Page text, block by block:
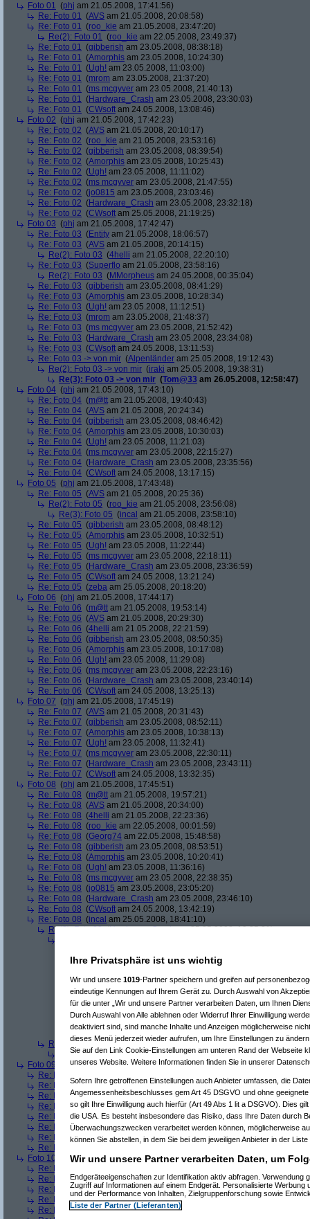
Foto 01 (phj am 21.05.2008, 17:41:56)
Re: Foto 01 (AVS am 21.05.2008, 20:08:58)
Re: Foto 01 (roo_kie am 21.05.2008, 23:47:20)
Re(2): Foto 01 (roo_kie am 22.05.2008, 23:49:37)
Re: Foto 01 (gibberish am 23.05.2008, 08:38:18)
Re: Foto 01 (Amorphis am 23.05.2008, 10:24:30)
Re: Foto 01 (Ugh! am 23.05.2008, 11:03:00)
Re: Foto 01 (mrom am 23.05.2008, 21:37:20)
Re: Foto 01 (ms mcgyver am 23.05.2008, 21:40:13)
Re: Foto 01 (Hardware_Crash am 23.05.2008, 23:30:03)
Re: Foto 01 (CWsoft am 24.05.2008, 13:08:46)
Foto 02 (phj am 21.05.2008, 17:42:23)
Re: Foto 02 (AVS am 21.05.2008, 20:10:17)
Re: Foto 02 (roo_kie am 21.05.2008, 23:53:16)
Re: Foto 02 (gibberish am 23.05.2008, 08:39:54)
Re: Foto 02 (Amorphis am 23.05.2008, 10:25:43)
Re: Foto 02 (Ugh! am 23.05.2008, 11:11:02)
Re: Foto 02 (ms mcgyver am 23.05.2008, 21:47:55)
Re: Foto 02 (jo0815 am 23.05.2008, 23:03:46)
Re: Foto 02 (Hardware_Crash am 23.05.2008, 23:32:18)
Re: Foto 02 (CWsoft am 25.05.2008, 21:19:25)
Foto 03 (phj am 21.05.2008, 17:42:47)
Re: Foto 03 (Entity am 21.05.2008, 18:06:57)
Re: Foto 03 (AVS am 21.05.2008, 20:14:15)
Re(2): Foto 03 (4helli am 21.05.2008, 22:20:10)
Re: Foto 03 (Superflo am 21.05.2008, 23:58:16)
Re(2): Foto 03 (MMorpheus am 24.05.2008, 00:35:04)
Re: Foto 03 (gibberish am 23.05.2008, 08:41:29)
Re: Foto 03 (Amorphis am 23.05.2008, 10:28:34)
Re: Foto 03 (Ugh! am 23.05.2008, 11:12:51)
Re: Foto 03 (mrom am 23.05.2008, 21:48:37)
Re: Foto 03 (ms mcgyver am 23.05.2008, 21:52:42)
Re: Foto 03 (Hardware_Crash am 23.05.2008, 23:34:08)
Re: Foto 03 (CWsoft am 24.05.2008, 13:11:53)
Re: Foto 03 -> von mir (Alpenländer am 25.05.2008, 19:12:43)
Re(2): Foto 03 -> von mir (iraki am 25.05.2008, 19:38:31)
Re(3): Foto 03 -> von mir (Tom@33 am 26.05.2008, 12:58:47)
Foto 04 (phj am 21.05.2008, 17:43:10)
Re: Foto 04 (m@tt am 21.05.2008, 19:40:43)
Re: Foto 04 (AVS am 21.05.2008, 20:24:34)
Re: Foto 04 (gibberish am 23.05.2008, 08:46:42)
Re: Foto 04 (Amorphis am 23.05.2008, 10:30:03)
Re: Foto 04 (Ugh! am 23.05.2008, 11:21:03)
Re: Foto 04 (ms mcgyver am 23.05.2008, 22:15:27)
Re: Foto 04 (Hardware_Crash am 23.05.2008, 23:35:56)
Re: Foto 04 (CWsoft am 24.05.2008, 13:17:15)
Foto 05 (phj am 21.05.2008, 17:43:48)
Re: Foto 05 (AVS am 21.05.2008, 20:25:36)
Re(2): Foto 05 (roo_kie am 21.05.2008, 23:56:08)
Re(3): Foto 05 (incal am 21.05.2008, 23:58:10)
Re: Foto 05 (gibberish am 23.05.2008, 08:48:12)
Re: Foto 05 (Amorphis am 23.05.2008, 10:32:51)
Re: Foto 05 (Ugh! am 23.05.2008, 11:22:44)
Re: Foto 05 (ms mcgyver am 23.05.2008, 22:18:11)
Re: Foto 05 (Hardware_Crash am 23.05.2008, 23:36:59)
Re: Foto 05 (CWsoft am 24.05.2008, 13:21:24)
Re: Foto 05 (zeba am 25.05.2008, 20:18:20)
Foto 06 (phj am 21.05.2008, 17:44:17)
Re: Foto 06 (m@tt am 21.05.2008, 19:53:14)
Re: Foto 06 (AVS am 21.05.2008, 20:29:30)
Re: Foto 06 (4helli am 21.05.2008, 22:21:59)
Re: Foto 06 (gibberish am 23.05.2008, 08:50:35)
Re: Foto 06 (Amorphis am 23.05.2008, 10:17:08)
Re: Foto 06 (Ugh! am 23.05.2008, 11:29:08)
Re: Foto 06 (ms mcgyver am 23.05.2008, 22:23:16)
Re: Foto 06 (Hardware_Crash am 23.05.2008, 23:40:14)
Re: Foto 06 (CWsoft am 24.05.2008, 13:25:13)
Foto 07 (phj am 21.05.2008, 17:45:19)
Re: Foto 07 (AVS am 21.05.2008, 20:31:43)
Re: Foto 07 (gibberish am 23.05.2008, 08:52:11)
Re: Foto 07 (Amorphis am 23.05.2008, 10:38:13)
Re: Foto 07 (Ugh! am 23.05.2008, 11:32:41)
Re: Foto 07 (ms mcgyver am 23.05.2008, 22:30:11)
Re: Foto 07 (Hardware_Crash am 23.05.2008, 23:43:11)
Re: Foto 07 (CWsoft am 24.05.2008, 13:32:35)
Foto 08 (phj am 21.05.2008, 17:45:51)
Re: Foto 08 (m@tt am 21.05.2008, 19:57:21)
Re: Foto 08 (AVS am 21.05.2008, 20:34:00)
Re: Foto 08 (4helli am 21.05.2008, 22:23:36)
Re: Foto 08 (roo_kie am 22.05.2008, 00:01:59)
Re: Foto 08 (Georg74 am 22.05.2008, 15:48:58)
Re: Foto 08 (gibberish am 23.05.2008, 08:53:51)
Re: Foto 08 (Amorphis am 23.05.2008, 10:20:41)
Re: Foto 08 (Ugh! am 23.05.2008, 11:36:16)
Re: Foto 08 (ms mcgyver am 23.05.2008, 22:38:35)
Re: Foto 08 (jo0815 am 23.05.2008, 23:05:20)
Re: Foto 08 (Hardware_Crash am 23.05.2008, 23:46:10)
Re: Foto 08 (CWsoft am 24.05.2008, 13:42:19)
Re: Foto 08 (incal am 25.05.2008, 18:41:10)
Re(2): Foto 08(Hardware_Crasham 25.05.2008, 19:35:31)
Re(5): Foto 08(incalam 26.05.2008, 20:56:14)
Re(7): Foto 08(incalam 26.05.2008, 21:25:52)
Re(8): Foto 08(Hardware_Crasham 26.05.2008,
Re(9): Foto 08(incalam 26.05.2008, 21:55:49)
Re(10): Foto 08( Hardware_Crasham
Re(11): Foto 08( incalam 26.05.2008,
Re(12): Foto 08
( Hardware_Crasham
Re(2): Foto 08(Srv-02am 26.05.2008, 09:58:02)
Re(3): Foto 08(incalam 26.05.2008, 20:46:08)
Foto 09
phjam 21.05.2008, 17:46:17)
Re: Foto 09
Re: Foto 09(roo_kieam 22.05.2008, 00:06:11)
Re: Foto 09(gibberisham 23.05.2008, 09:03:43)
Re: Foto 09(Amorphisam 23.05.2008, 10:40:33)
Re: Foto 09 (Ugh!am 23.05.2008, 11:38:45)
Re: Foto 09(ms mcgyveram 23.05.2008, 22:45:45)
Re: Foto 09(Hardware_Crasham 23.05.2008, 23:49:18)
Re: Foto 09
Foto 10
phjam 21.05.2008, 17:46:40)
Re: Foto 10
Re: Foto 10(gibberisham 23.05.2008, 09:05:46)
Re: Foto 10(Amorphisam 23.05.2008, 10:42:24)
Re: Foto 10(Ugh!am 23.05.2008, 11:40:50)
Re: Foto 10(ms mcgyveram 23.05.2008, 22:50:31)
Ihre Privatsphäre ist uns wichtig
Wir und unsere 1019-Partner speichern und greifen auf
eindeutige Kennungen auf Ihrem Gerät zu. Durch Auswahl von
für die unter „Wir und unsere Partner verarbeiten Daten, um Ihnen
Durch Auswahl von Alle ablehnen oder Widerruf Ihrer Einwilligung
deaktiviert sind, sind manche Inhalte und Anzeigen möglicherweise
dieses Menü jederzeit wieder aufrufen, um Ihre Einstellungen zu
Sie auf den Link Cookie-Einstellungen am unteren Rand der Webseite
unseres Website. Weitere Informationen finden Sie in unserer
Sofern Ihre getroffenen Einstellungen auch Anbieter umfassen, die
Angemessenheitsbeschlusses gem Art 45 DSGVO und ohne
so gilt Ihre Einwilligung auch hierfür (Art 49 Abs 1 lit a DSGVO). Dies
die USA. Es besteht insbesondere das Risiko, dass Ihre Daten durch
Überwachungszwecken verarbeitet werden können, möglicherweise
können Sie abstellen, in dem Sie bei dem jeweiligen Anbieter in der
Wir und unsere Partner verarbeiten Daten, um
Endgeräteeigenschaften zur Identifikation aktiv abfragen. Verwendung
Zugriff auf Informationen auf einem Endgerät. Personalisierte Werbung
und der Performance von Inhalten, Zielgruppenforschung sowie
Liste der Partner (Lieferanten)